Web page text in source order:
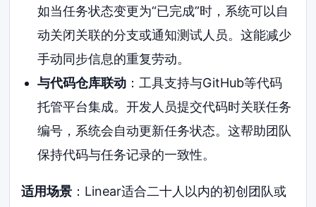
如当任务状态变更为“已完成”时，系统可以自
动关闭关联的分支或通知测试人员。这能减少
手动同步信息的重复劳动。
与代码仓库联动：工具支持与GitHub等代码
托管平台集成。开发人员提交代码时关联任务
编号，系统会自动更新任务状态。这帮助团队
保持代码与任务记录的一致性。
适用场景 ：Linear适合二十人以内的初创团队或